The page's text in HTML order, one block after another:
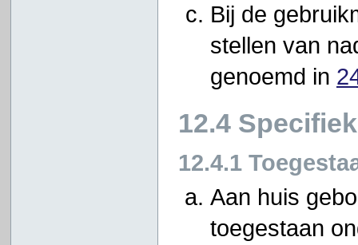
Bij de
stellen van
genoemd in
12.4
12.4.1
Aan huis
toegestaan